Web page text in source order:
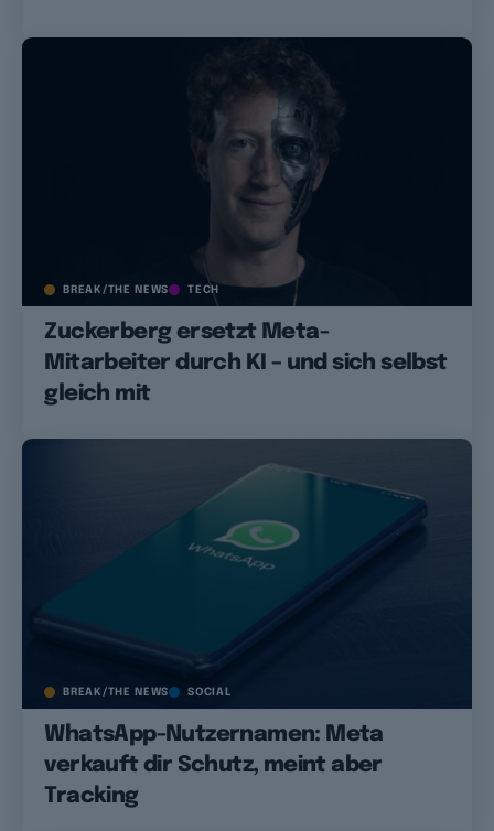
BREAK/THE NEWS TECH
Zuckerberg ersetzt Meta-
Mitarbeiter durch KI – und sich selbst
gleich mit
BREAK/THE NEWS SOCIAL
WhatsApp-Nutzernamen: Meta
verkauft dir Schutz, meint aber
Tracking